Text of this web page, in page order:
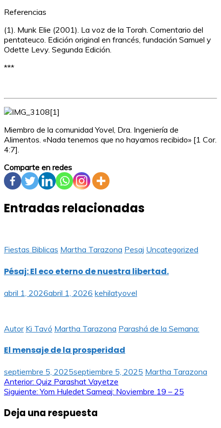
Referencias
(1). Munk Elie (2001). La voz de la Torah. Comentario del
pentateuco. Edición original en francés, fundación Samuel y
Odette Levy. Segunda Edición.
***
Miembro de la comunidad Yovel, Dra. Ingeniería de
Alimentos. «Nada tenemos que no hayamos recibido» [1 Cor.
4:7].
Comparte en redes
Entradas relacionadas
Fiestas Biblicas Martha Tarazona Pesaj Uncategorized
Pésaj: El eco eterno de nuestra libertad.
abril 1, 2026abril 1, 2026 kehilatyovel
Autor Ki Tavó Martha Tarazona Parashá de la Semana:
El mensaje de la prosperidad
septiembre 5, 2025septiembre 5, 2025 Martha Tarazona
Navegación
entradas
Anterior: Quiz Parashat Vayetze
Siguiente: Yom Huledet Sameaj: Noviembre 19 – 25
Deja una respuesta